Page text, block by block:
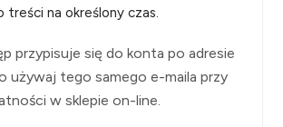
treści na określony czas.
przypisuje się do konta po adresie
używaj tego samego e-maila przy
w sklepie on-line.